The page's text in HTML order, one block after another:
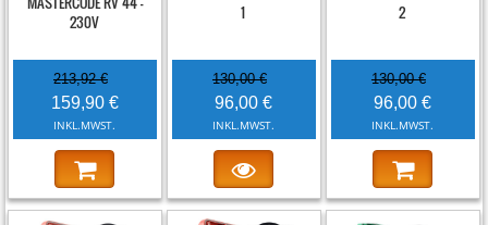
230V
213,92 €
159,90 €
INKL.MWST.
1
130,00 €
96,00 €
INKL.MWST.
2
130,00 €
96,00 €
INKL.MWST.